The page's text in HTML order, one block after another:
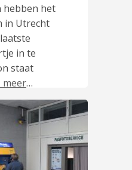
hebben het
in Utrecht
in te
staat
meer…